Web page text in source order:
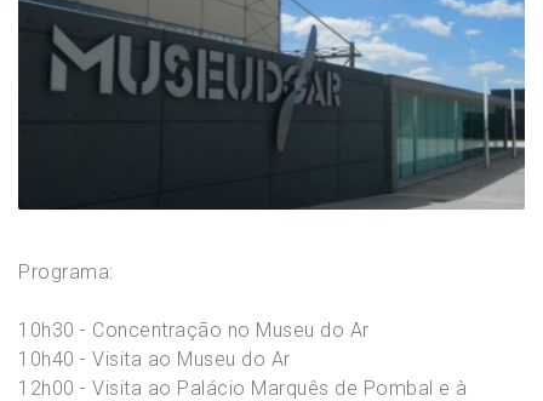
Programa:
10h30 - Concentração no Museu do Ar
10h40 - Visita ao Museu do Ar
12h00 - Visita ao Palácio Marquês de Pombal e à